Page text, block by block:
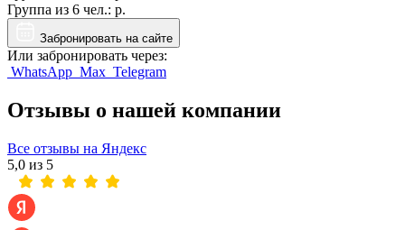
Группа из 6 чел.: р.
Забронировать на сайте
Или забронировать через:
WhatsApp Max Telegram
Отзывы о нашей компании
Все отзывы на Яндекс
5,0 из 5